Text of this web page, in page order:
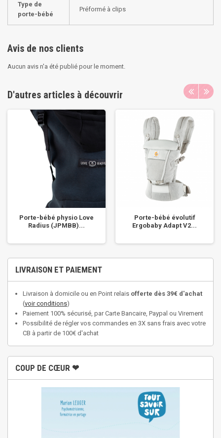
Type de
porte-bébé
Préformé à clips
Avis de nos clients
Aucun avis n'a été publié pour le moment.
D'autres articles à découvrir
Porte-bébé physio Love
Radius (JPMBB)...
Porte-bébé évolutif
Ergobaby Adapt V2...
LIVRAISON ET PAIEMENT
Livraison à domicile ou en Point relais offerte dès 39€ d'achat
(voir conditions)
Paiement 100% sécurisé, par Carte Bancaire, Paypal ou Virement
Possibilité de régler vos commandes en 3X sans frais avec votre
CB à partir de 100€ d'achat
COUP DE CŒUR ❤